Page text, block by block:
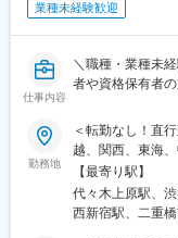
業種未経験歓迎
仕事内容
＼職種・業種未
者や資格保有者
勤務地
＜転勤なし！直
越、関西、東海
希望勤務地・通
ーン歓迎！住宅
北／青森県・岩
【最寄り駅】
代々木上原駅、
西新宿駅、二重